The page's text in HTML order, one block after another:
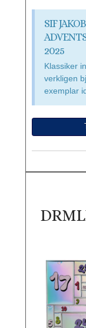
SIF
2025
Klassiker
verkligen
exemplar